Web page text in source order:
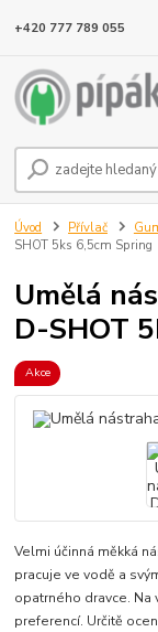
+420 777 789 055
Úvod Přívlač
SHOT 5ks 6,5cm Spring
Umělá
D-SHOT
Akce
Velmi účinná měkká
pracuje ve vodě a
opatrného dravce. Na
preferencí. Určitě